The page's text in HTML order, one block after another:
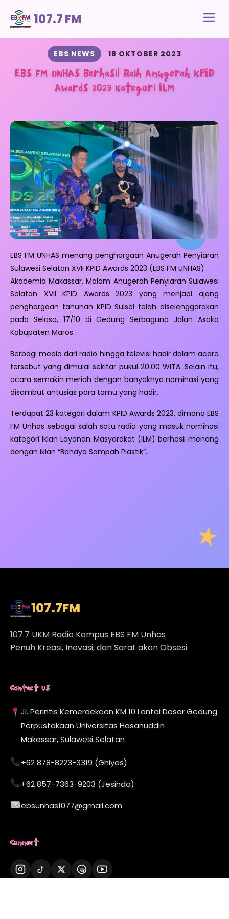
107.7 FM
EBS NEWS 18 OKTOBER 2023
EBS FM UNHAS Berhasil Raih Anugerah KPID
Awards 2023 Kategori ILM
EBS FM UNHAS menang penghargaan Anugerah Penyiaran
Sulawesi Selatan XVII KPID Awards 2023 (EBS FM UNHAS)
Akademia Makassar, Malam Anugerah Penyiaran Sulawesi
Selatan XVII KPID Awards 2023 yang menjadi ajang
penghargaan tahunan KPID Sulsel telah diselenggarakan
pada Selasa, 17/10 di Gedung Serbaguna Jalan Asoka
Kabupaten Maros.
Berbagi media dari radio hingga televisi hadir dalam acara
tersebut yang dimulai sekitar pukul 20.00 WITA. Selain itu,
acara semakin meriah dengan banyaknya nominasi yang
disambut antusias para tamu yang hadir.
Terdapat 23 kategori dalam KPID Awards 2023, dimana EBS
FM Unhas sebagai salah satu radio yang masuk nominasi
kategori Iklan Layanan Masyarakat (ILM) berhasil menang
dengan iklan “Bahaya Sampah Plastik”.
107.7FM
107.7 UKM Radio Kampus EBS FM Unhas
Penuh Kreasi, Inovasi, dan Sarat akan Obsesi
Contact Us
Jl. Perintis Kemerdekaan KM 10 Lantai Dasar Gedung
Perpustakaan Universitas Hasanuddin
Makassar, Sulawesi Selatan
+62 878-8223-3319 (Ghiyas)
+62 857-7363-9203 (Jesinda)
ebsunhas1077@gmail.com
Connect